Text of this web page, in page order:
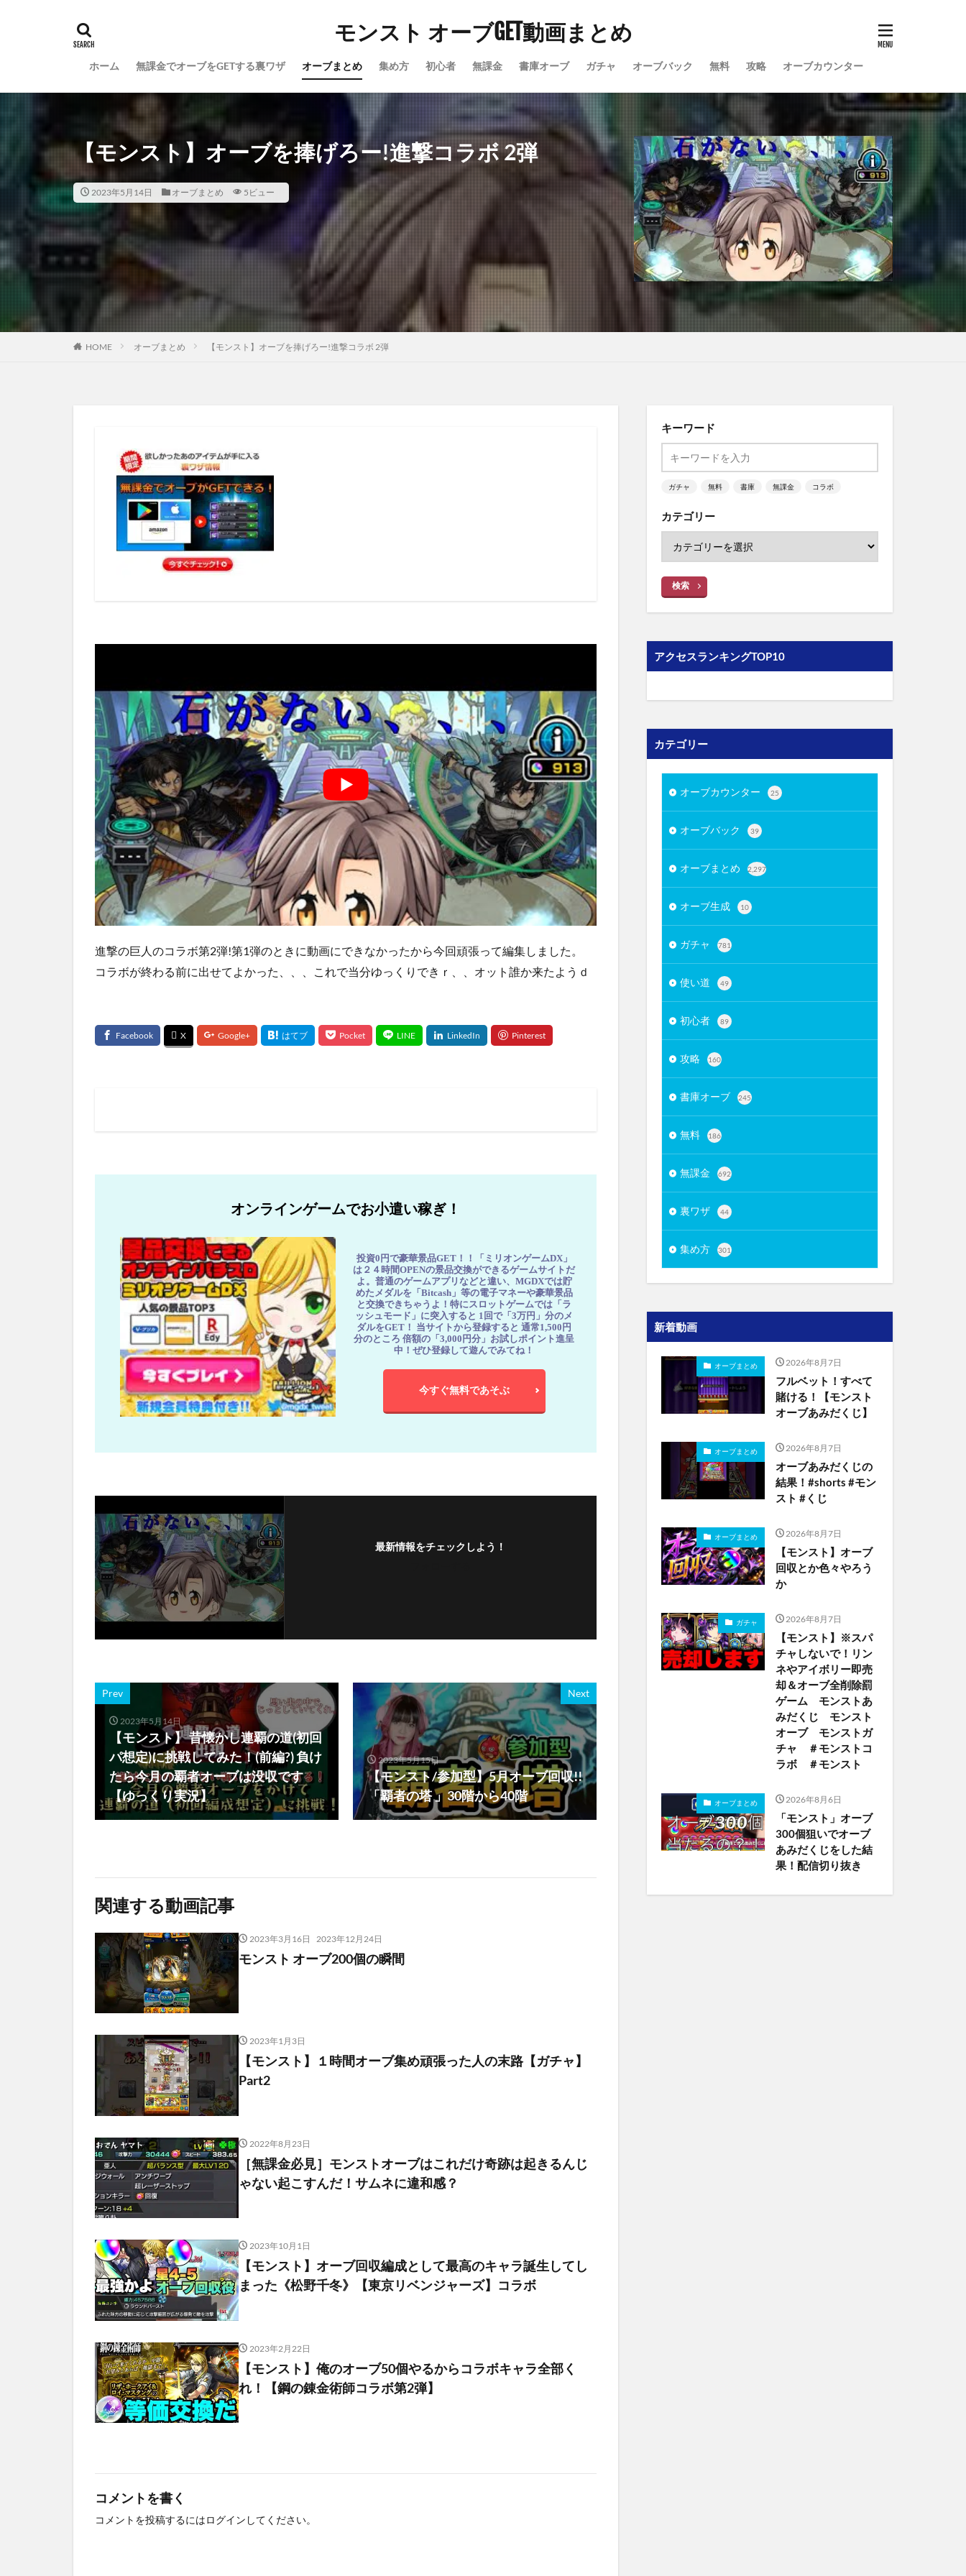
モンスト オーブGET動画まとめ
ホーム 無課金でオーブをGETする裏ワザ オーブまとめ 集め方 初心者 無課金 書庫オーブ ガチャ オーブバック 無料 攻略 オーブカウンター
【モンスト】オーブを捧げろー!進撃コラボ 2弾
2023年5月14日 オーブまとめ 5ビュー
HOME オーブまとめ 【モンスト】オーブを捧げろー!進撃コラボ 2弾
進撃の巨人のコラボ第2弾!第1弾のときに動画にできなかったから今回頑張って編集しました。
コラボが終わる前に出せてよかった、、、これで当分ゆっくりできｒ、、オット誰か来たようｄ
オンラインゲームでお小遣い稼ぎ！
投資0円で豪華景品GET！！「ミリオンゲームDX」
は２４時間OPENの景品交換ができるゲームサイトだ
よ。普通のゲームアプリなどと違い、MGDXでは貯
めたメダルを「Bitcash」等の電子マネーや豪華景品
と交換できちゃうよ！特にスロットゲームでは「ラ
ッシュモード」に突入すると 1回で「3万円」分のメ
ダルをGET！ 当サイトから登録すると 通常1,500円
分のところ 倍額の「3,000円分」お試しポイント進呈
中！ぜひ登録して遊んでみてね！
今すぐ無料であそぶ
最新情報をチェックしよう！
Prev
2023年5月14日
【モンスト】 昔懐かし連覇の道(初回
パ想定)に挑戦してみた！(前編?) 負け
たら今月の覇者オーブは没収です
【ゆっくり実況】
Next
2023年5月15日
【モンスト/参加型】5月オーブ回収!!
「覇者の塔 」30階から40階
関連する動画記事
2023年3月16日 2023年12月24日
モンスト オーブ200個の瞬間
2023年1月3日
【モンスト】１時間オーブ集め頑張った人の末路【ガチャ】
Part2
2022年8月23日
［無課金必見］モンストオーブはこれだけ奇跡は起きるんじ
ゃない起こすんだ！サムネに違和感？
2023年10月1日
【モンスト】オーブ回収編成として最高のキャラ誕生してし
まった《松野千冬》【東京リベンジャーズ】コラボ
2023年2月22日
【モンスト】俺のオーブ50個やるからコラボキャラ全部く
れ！【鋼の錬金術師コラボ第2弾】
コメントを書く
コメントを投稿するにはログイン してください。
キーワード
ガチャ 無料 書庫 無課金 コラボ
カテゴリー
検索
アクセスランキングTOP10
カテゴリー
オーブカウンター 25
オーブバック 39
オーブまとめ 2,297
オーブ生成 10
ガチャ 781
使い道 49
初心者 89
攻略 160
書庫オーブ 245
無料 186
無課金 692
裏ワザ 44
集め方 301
新着動画
オーブまとめ 2026年8月7日
フルベット！すべて
賭ける！【モンスト
オーブあみだくじ】
オーブまとめ 2026年8月7日
オーブあみだくじの
結果！#shorts #モン
スト #くじ
オーブまとめ 2026年8月7日
【モンスト】オーブ
回収とか色々やろう
か
ガチャ 2026年8月7日
【モンスト】※スパ
チャしないで！リン
ネやアイボリー即売
却＆オーブ全削除罰
ゲーム モンストあ
みだくじ モンスト
オーブ モンストガ
チャ ＃モンストコ
ラボ ＃モンスト
オーブまとめ 2026年8月6日
「モンスト」オーブ
300個狙いでオーブ
あみだくじをした結
果！配信切り抜き